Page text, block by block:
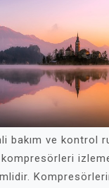
bakım ve kontrol